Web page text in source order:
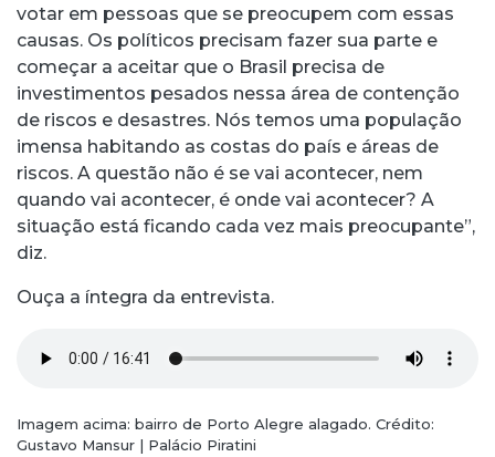
votar em pessoas que se preocupem com essas
causas. Os políticos precisam fazer sua parte e
começar a aceitar que o Brasil precisa de
investimentos pesados nessa área de contenção
de riscos e desastres. Nós temos uma população
imensa habitando as costas do país e áreas de
riscos. A questão não é se vai acontecer, nem
quando vai acontecer, é onde vai acontecer? A
situação está ficando cada vez mais preocupante”,
diz.
Ouça a íntegra da entrevista.
Imagem acima: bairro de Porto Alegre alagado. Crédito:
Gustavo Mansur | Palácio Piratini